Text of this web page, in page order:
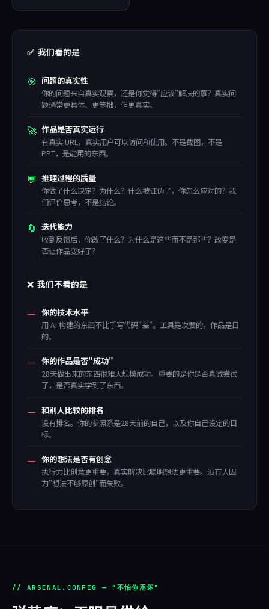
✅ 我们看的是
🎯 问题的真实性
你的问题来自真实观察，还是你觉得"应该"解决的事？真实问
题通常更具体、更笨拙，但更真实。
🚀 作品是否真实运行
有真实 URL，真实用户可以访问和使用。不是截图，不是
PPT，是能用的东西。
💬 推理过程的质量
你做了什么决定？为什么？什么被证伪了，你怎么应对的？我
们评价思考，不是结论。
🔄 迭代能力
收到反馈后，你改了什么？为什么是这些而不是那些？改变是
否让作品变好了？
❌ 我们不看的是
— 你的技术水平
用 AI 构建的东西不比手写代码"差"。工具是次要的，作品是目
的。
— 你的作品是否"成功"
28天做出来的东西很难大规模成功。重要的是你是否真诚尝试
了，是否真实学到了东西。
— 和别人比较的排名
没有排名。你的参照系是28天前的自己，以及你自己设定的目
标。
— 你的想法是否有创意
执行力比创意更重要，真实解决比聪明想法更重要。没有人因
为"想法不够原创"而失败。
// ARSENAL.CONFIG — "不怕你用坏"